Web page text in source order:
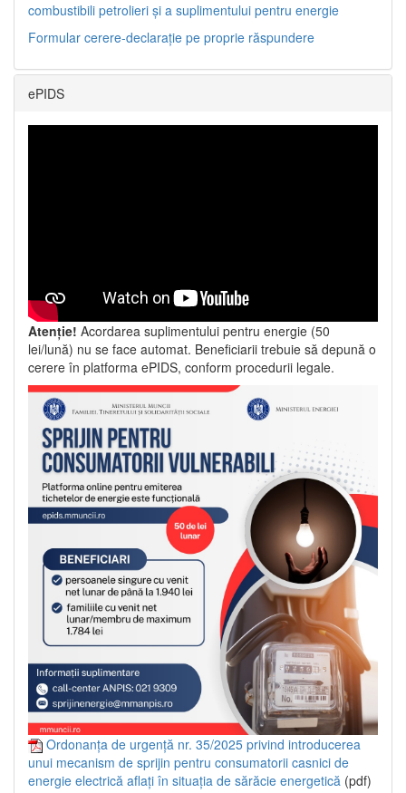
combustibili petrolieri și a suplimentului pentru energie
Formular cerere-declarație pe proprie răspundere
ePIDS
Atenție! Acordarea suplimentului pentru energie (50
lei/lună) nu se face automat. Beneficiarii trebuie să depună o
cerere în platforma ePIDS, conform procedurii legale.
Ordonanța de urgență nr. 35/2025 privind introducerea
unui mecanism de sprijin pentru consumatorii casnici de
energie electrică aflați în situația de sărăcie energetică (pdf)